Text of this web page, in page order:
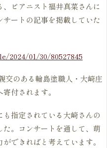
、ピアニスト福井真菜さんに
ートの記事を掲載していた
01/30/80527845
交のある輪島塗職人・大崎庄
寄付されます。
指定されている大崎さんの
。コンサートを通して、萌
できればと考えています。